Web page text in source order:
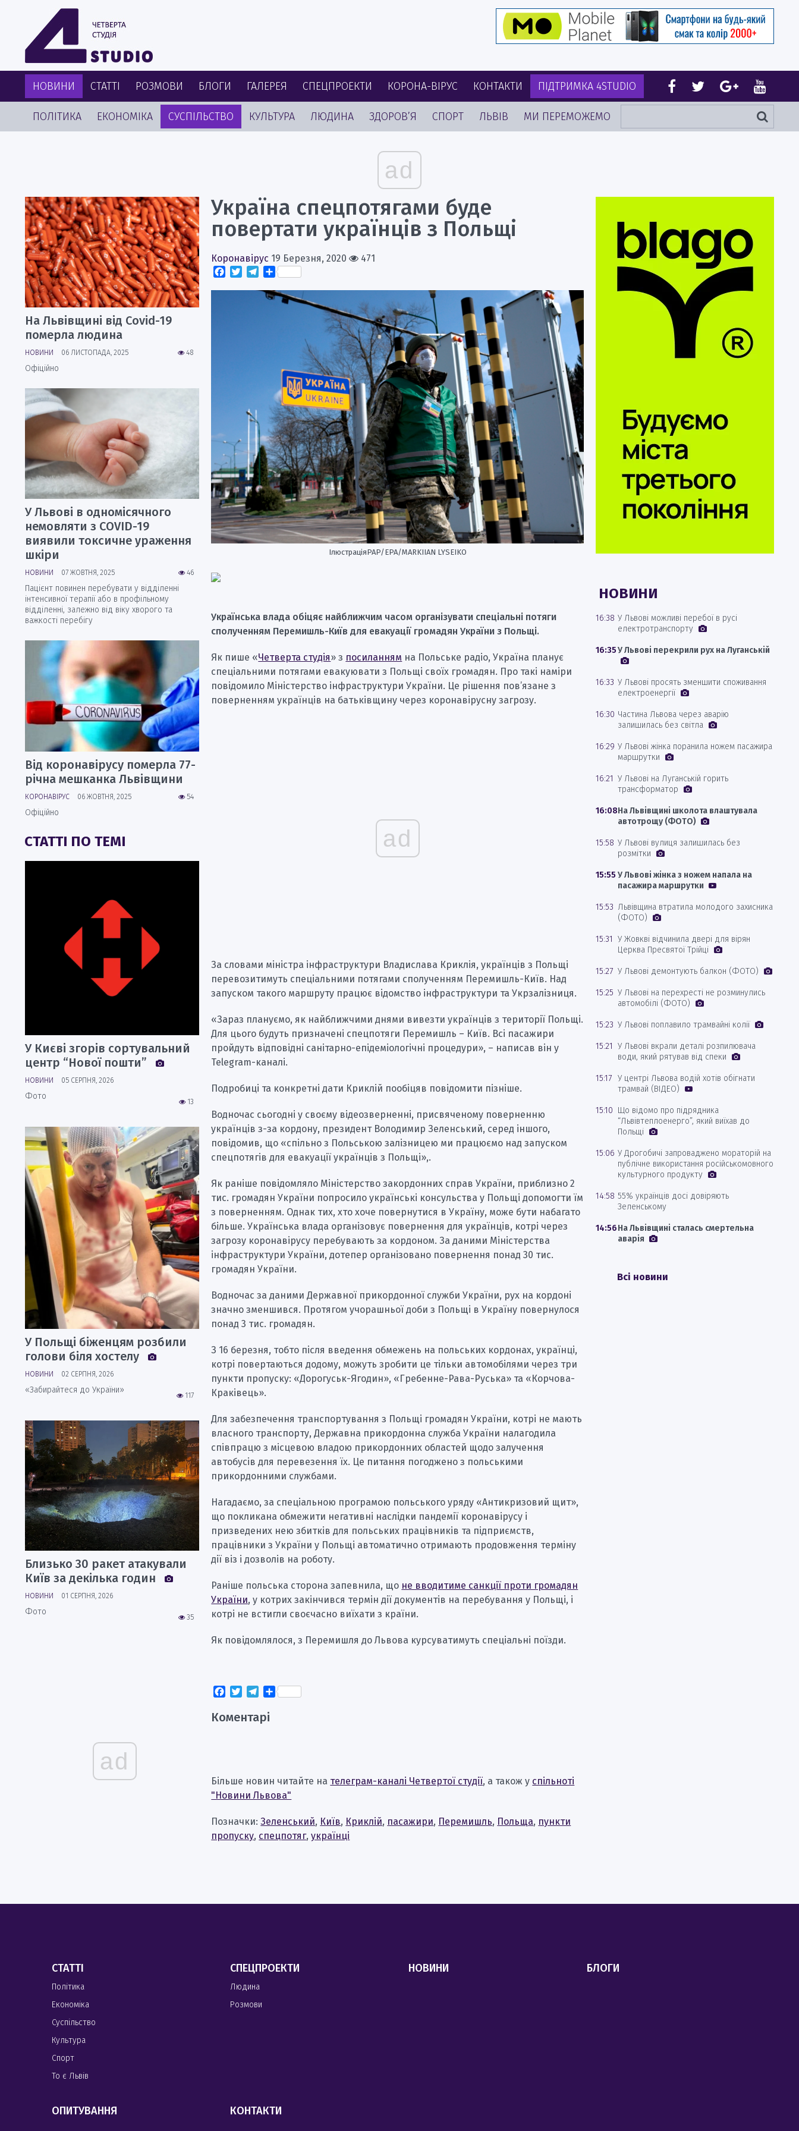
НОВИНИ СТАТТІ РОЗМОВИ БЛОГИ ГАЛЕРЕЯ СПЕЦПРОЕКТИ КОРОНА-ВІРУС КОНТАКТИ ПІДТРИМКА 4STUDIO
ПОЛІТИКА ЕКОНОМІКА СУСПІЛЬСТВО КУЛЬТУРА ЛЮДИНА ЗДОРОВ’Я СПОРТ ЛЬВІВ МИ ПЕРЕМОЖЕМО
ad
Україна спецпотягами буде
повертати українців з Польщі
Коронавірус 19 Березня, 2020
471
Facebook
TwitterTelegram
Поділитися
ІлюстраціяPAP/EPA/MARKIIAN LYSEIKO
Українська влада обіцяє найближчим часом організувати спеціальні потяги
сполученням Перемишль-Київ для евакуації громадян України з Польщі.
Як пише «Четверта студія» з посиланням на Польське радіо, Україна планує
спеціальними потягами евакуювати з Польщі своїх громадян. Про такі наміри
повідомило Міністерство інфраструктури України. Це рішення пов’язане з
поверненням українців на батьківщину через коронавірусну загрозу.
ad
За словами міністра інфраструктури Владислава Криклія, українців з Польщі
перевозитимуть спеціальними потягами сполученням Перемишль-Київ. Над
запуском такого маршруту працює відомство інфраструктури та Укрзалізниця.
«Зараз плануємо, як найближчими днями вивезти українців з території Польщі.
Для цього будуть призначені спецпотяги Перемишль – Київ. Всі пасажири
пройдуть відповідні санітарно-епідеміологічні процедури», – написав він у
Telegram-каналі.
Подробиці та конкретні дати Криклій пообіцяв повідомити пізніше.
Водночас сьогодні у своєму відеозверненні, присвяченому поверненню
українців з-за кордону, президент Володимир Зеленський, серед іншого,
повідомив, що «спільно з Польською залізницею ми працюємо над запуском
спецпотягів для евакуації українців з Польщі»,.
Як раніше повідомляло Міністерство закордонних справ України, приблизно 2
тис. громадян України попросило українські консульства у Польщі допомогти їм
з поверненням. Однак тих, хто хоче повернутися в Україну, може бути набагато
більше. Українська влада організовує повернення для українців, котрі через
загрозу коронавірусу перебувають за кордоном. За даними Міністерства
інфраструктури України, дотепер організовано повернення понад 30 тис.
громадян України.
Водночас за даними Державної прикордонної служби України, рух на кордоні
значно зменшився. Протягом учорашньої доби з Польщі в Україну повернулося
понад 3 тис. громадян.
З 16 березня, тобто після введення обмежень на польських кордонах, українці,
котрі повертаються додому, можуть зробити це тільки автомобілями через три
пункти пропуску: «Дорогуськ-Ягодин», «Гребенне-Рава-Руська» та «Корчова-
Краківець».
Для забезпечення транспортування з Польщі громадян України, котрі не мають
власного транспорту, Державна прикордонна служба України налагодила
співпрацю з місцевою владою прикордонних областей щодо залучення
автобусів для перевезення їх. Це питання погоджено з польськими
прикордонними службами.
Нагадаємо, за спеціальною програмою польського уряду «Антикризовий щит»,
що покликана обмежити негативні наслідки пандемії коронавірусу і
призведених нею збитків для польських працівників та підприємств,
працівники з України у Польщі автоматично отримають продовження терміну
дії віз і дозволів на роботу.
Раніше польська сторона запевнила, що не вводитиме санкції проти громадян
України, у котрих закінчився термін дії документів на перебування у Польщі, і
котрі не встигли своєчасно виїхати з країни.
Як повідомлялося, з Перемишля до Львова курсуватимуть спеціальні поїзди.
Facebook
TwitterTelegram
Поділитися
Коментарі
Більше новин читайте на телеграм-каналі Четвертої студії, а також у спільноті
"Новини Львова"
Позначки:Зеленський, Київ, Криклій, пасажири, Перемишль, Польща, пункти
пропуску, спецпотяг,українці
На Львівщині від Covid-19
померла людина
48
НОВИНИ 06 ЛИСТОПАДА, 2025
Офіційно
У Львові в одномісячного
немовляти з COVID-19
виявили токсичне ураження
шкіри
46
НОВИНИ 07 ЖОВТНЯ, 2025
Пацієнт повинен перебувати у відділенні
інтенсивної терапії або в профільному
відділенні, залежно від віку хворого та
важкості перебігу
Від коронавірусу померла 77-
річна мешканка Львівщини
54
КОРОНАВІРУС 06 ЖОВТНЯ, 2025
Офіційно
СТАТТІ ПО ТЕМІ
У Києві згорів сортувальний
центр “Нової пошти”
НОВИНИ 05 СЕРПНЯ, 2026
13
Фото
У Польщі біженцям розбили
голови біля хостелу
НОВИНИ 02 СЕРПНЯ, 2026
117
«Забирайтеся до України»
Близько 30 ракет атакували
Київ за декілька годин
НОВИНИ 01 СЕРПНЯ, 2026
35
Фото
ad
НОВИНИ
16:38 У Львові можливі перебої в русі
електротранспорту
16:35У Львові перекрили рух на Луганській
16:33 У Львові просять зменшити споживання
електроенергії
16:30 Частина Львова через аварію
залишилась без світла
16:29 У Львові жінка поранила ножем пасажира
маршрутки
16:21 У Львові на Луганській горить
трансформатор
16:08На Львівщині школота влаштувала
автотрощу (ФОТО)
15:58 У Львові вулиця залишилась без
розмітки
15:55 У Львові жінка з ножем напала на
пасажира маршрутки
15:53 Львівщина втратила молодого захисника
(ФОТО)
15:31 У Жовкві відчинила двері для вірян
Церква Пресвятої Трійці
15:27 У Львові демонтують балкон (ФОТО)
15:25 У Львові на перехресті не розминулись
автомобілі (ФОТО)
15:23 У Львові поплавило трамвайні колії
15:21 У Львові вкрали деталі розпилювача
води, який рятував від спеки
15:17 У центрі Львова водій хотів обігнати
трамвай (ВІДЕО)
15:10 Що відомо про підрядника
“Львівтеплоенерго”, який виїхав до
Польщі
15:06 У Дрогобичі запроваджено мораторій на
публічне використання російськомовного
культурного продукту
14:58 55% українців досі довіряють
Зеленському
14:56На Львівщині сталась смертельна
аварія
Всі новини
СТАТТІ
Політика
Економіка
Суспільство
Культура
Спорт
То є Львів
СПЕЦПРОЕКТИ
Людина
Розмови
НОВИНИ БЛОГИ
ОПИТУВАННЯ КОНТАКТИ